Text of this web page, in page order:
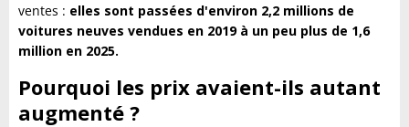
ventes : elles sont passées d'environ 2,2 millions de
voitures neuves vendues en 2019 à un peu plus de 1,6
million en 2025.
Pourquoi les prix avaient-ils autant
augmenté ?